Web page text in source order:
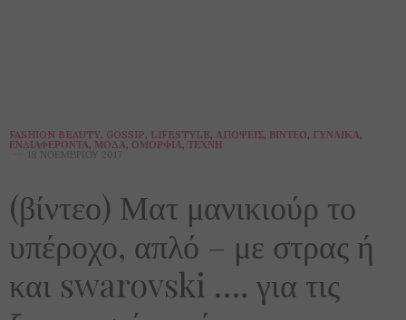
FASHION BEAUTY, GOSSIP, LIFESTYLE, ΑΠΌΨΕΙΣ, ΒΊΝΤΕΟ, ΓΥΝΑΊΚΑ,
ΕΝΔΙΑΦΈΡΟΝΤΑ, ΜΌΔΑ, ΟΜΟΡΦΙΆ, ΤΈΧΝΗ
18 ΝΟΕΜΒΡΊΟΥ 2017
(βίντεο) Ματ μανικιούρ το
υπέροχο, απλό – με στρας ή
και swarovski …. για τις